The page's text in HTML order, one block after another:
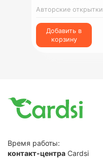
Авторские открытки
Добавить в
корзину
Время работы:
контакт-центра Cardsi